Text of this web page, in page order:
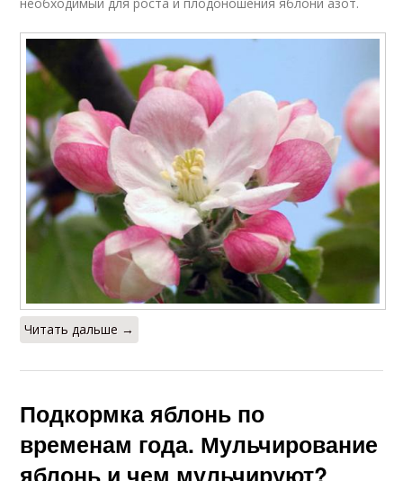
Читать дальше →
Подкормка яблонь по
временам года. Мульчирование